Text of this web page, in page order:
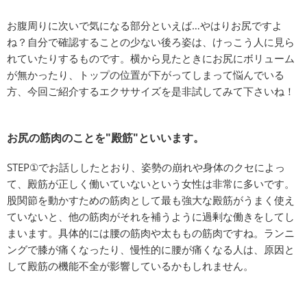
お腹周りに次いで気になる部分といえば…やはりお尻ですよ
ね？自分で確認することの少ない後ろ姿は、けっこう人に見ら
れていたりするものです。横から見たときにお尻にボリューム
が無かったり、トップの位置が下がってしまって悩んでいる
方、今回ご紹介するエクササイズを是非試してみて下さいね！
お尻の筋肉のことを"殿筋"といいます。
STEP①でお話ししたとおり、姿勢の崩れや身体のクセによっ
て、殿筋が正しく働いていないという女性は非常に多いです。
股関節を動かすための筋肉として最も強大な殿筋がうまく使え
ていないと、他の筋肉がそれを補うように過剰な働きをしてし
まいます。具体的には腰の筋肉や太ももの筋肉ですね。ランニ
ングで膝が痛くなったり、慢性的に腰が痛くなる人は、原因と
して殿筋の機能不全が影響しているかもしれません。